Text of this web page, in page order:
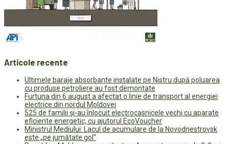
Articole recente
Ultimele baraje absorbante instalate pe Nistru după poluarea
cu produse petroliere au fost demontate
Furtuna din 6 august a afectat o linie de transport al energiei
electrice din nordul Moldovei
525 de familii și-au înlocuit electrocasnicele vechi cu aparate
eficiente energetic, cu ajutorul EcoVoucher
Ministrul Mediului: Lacul de acumulare de la Novodnestrovsk
este „pe jumătate gol”